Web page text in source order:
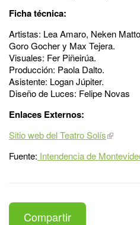
Ficha técnica:
Artistas: Lea Amaro, Neken
Goro Gocher y Max Tejera.
Visuales: Fer Piñeirúa.
Producción: Paola Dalto.
Asistente: Logan Júpiter.
Diseño de Luces: Felipe Novas
Enlaces Externos:
Sitio web del Teatro Solís
Fuente: Intendencia de
Compartir